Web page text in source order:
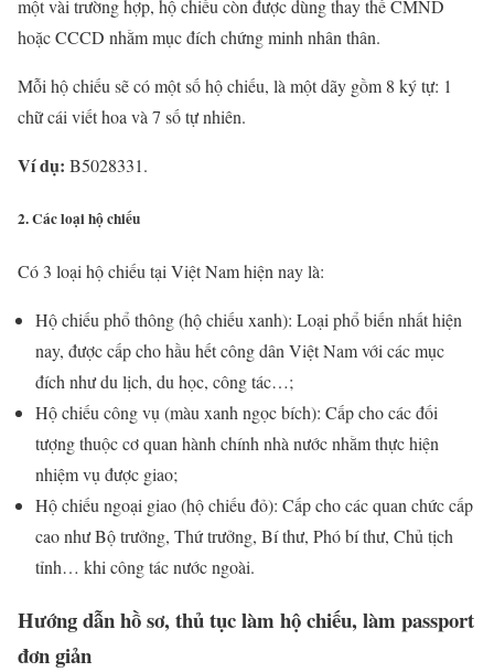
một vài trường hợp, hộ chiếu còn được dùng thay thế CMND
hoặc CCCD nhằm mục đích chứng minh nhân thân.
Mỗi hộ chiếu sẽ có một số hộ chiếu, là một dãy gồm 8 ký tự: 1
chữ cái viết hoa và 7 số tự nhiên.
Ví dụ: B5028331.
2. Các loại hộ chiếu
Có 3 loại hộ chiếu tại Việt Nam hiện nay là:
Hộ chiếu phổ thông (hộ chiếu xanh): Loại phổ biến nhất hiện
nay, được cấp cho hầu hết công dân Việt Nam với các mục
đích như du lịch, du học, công tác…;
Hộ chiếu công vụ (màu xanh ngọc bích): Cấp cho các đối
tượng thuộc cơ quan hành chính nhà nước nhằm thực hiện
nhiệm vụ được giao;
Hộ chiếu ngoại giao (hộ chiếu đỏ): Cấp cho các quan chức cấp
cao như Bộ trưởng, Thứ trưởng, Bí thư, Phó bí thư, Chủ tịch
tỉnh… khi công tác nước ngoài.
Hướng dẫn hồ sơ, thủ tục làm hộ chiếu, làm passport
đơn giản